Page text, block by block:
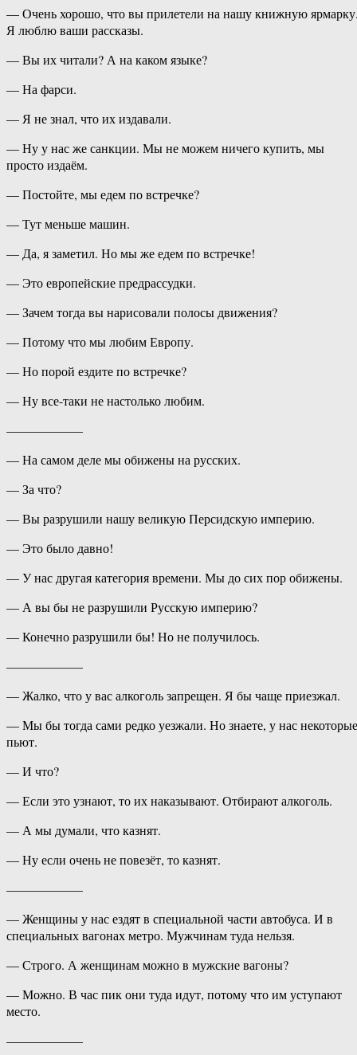
— Очень хорошо, что вы прилетели на нашу книжную
Я люблю ваши рассказы.
— Вы их читали? А на каком языке?
— На фарси.
— Я не знал, что их издавали.
— Ну у нас же санкции. Мы не можем ничего купить, мы
просто издаём.
— Постойте, мы едем по встречке?
— Тут меньше машин.
— Да, я заметил. Но мы же едем по встречке!
— Это европейские предрассудки.
— Зачем тогда вы нарисовали полосы движения?
— Потому что мы любим Европу.
— Но порой ездите по встречке?
— Ну все-таки не настолько любим.
——————
— На самом деле мы обижены на русских.
— За что?
— Вы разрушили нашу великую Персидскую империю.
— Это было давно!
— У нас другая категория времени. Мы до сих пор обижены.
— А вы бы не разрушили Русскую империю?
— Конечно разрушили бы! Но не получилось.
——————
— Жалко, что у вас алкоголь запрещен. Я бы чаще приезжал.
— Мы бы тогда сами редко уезжали. Но знаете, у нас некоторые
пьют.
— И что?
— Если это узнают, то их наказывают. Отбирают алкоголь.
— А мы думали, что казнят.
— Ну если очень не повезёт, то казнят.
——————
— Женщины у нас ездят в специальной части автобуса. И в
специальных вагонах метро. Мужчинам туда нельзя.
— Строго. А женщинам можно в мужские вагоны?
— Можно. В час пик они туда идут, потому что им уступают
место.
——————